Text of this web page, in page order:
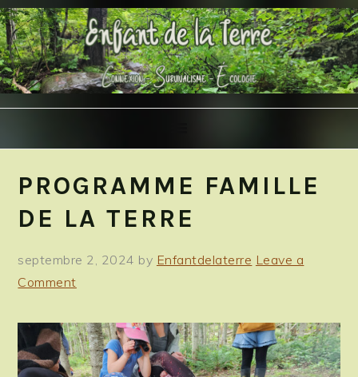
Skip
to
primary
navigation
Skip
to
main
content
Skip
to
primary
sidebar
PROGRAMME FAMILLE
DE LA TERRE
septembre 2, 2024 by Enfantdelaterre Leave a
Comment